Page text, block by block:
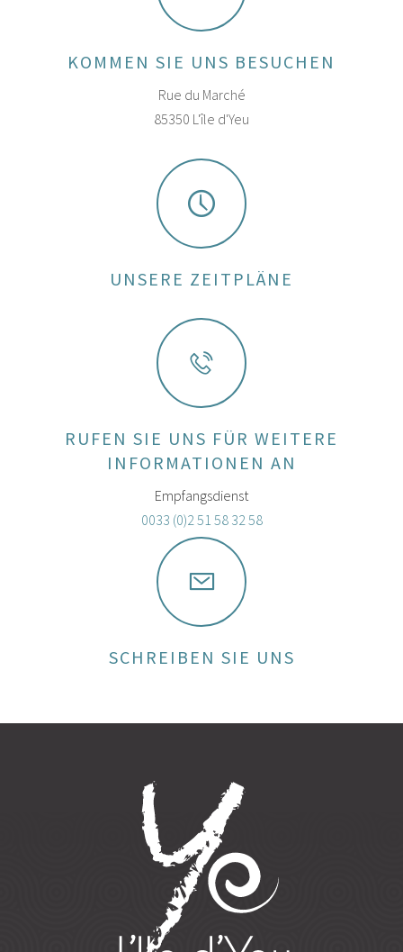
KOMMEN SIE UNS BESUCHEN
Rue du Marché
85350 L'île d'Yeu
UNSERE ZEITPLÄNE
RUFEN SIE UNS FÜR WEITERE
INFORMATIONEN AN
Empfangsdienst
0033 (0)2 51 58 32 58
SCHREIBEN SIE UNS